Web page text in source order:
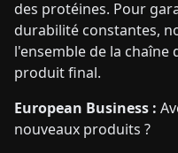
des protéines. Pour
durabilité constantes,
l'ensemble de la chaîne
produit final.
European Business :
nouveaux produits ?